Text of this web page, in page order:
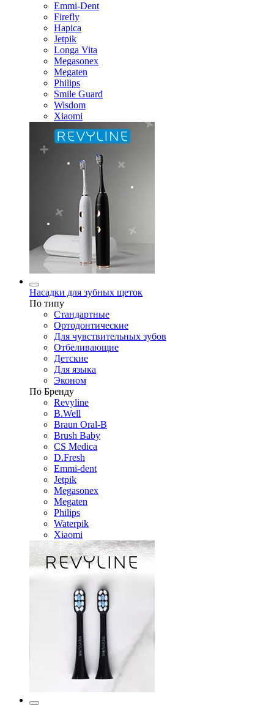
Emmi-Dent
Firefly
Hapica
Jetpik
Longa Vita
Megasonex
Megaten
Philips
Smile Guard
Wisdom
Xiaomi
Насадки для зубных щеток
По типу
Стандартные
Ортодонтические
Для чувствительных зубов
Отбеливающие
Детские
Для языка
Эконом
По Бренду
Revyline
B.Well
Braun Oral-B
Brush Baby
CS Medica
D.Fresh
Emmi-dent
Jetpik
Megasonex
Megaten
Philips
Waterpik
Xiaomi